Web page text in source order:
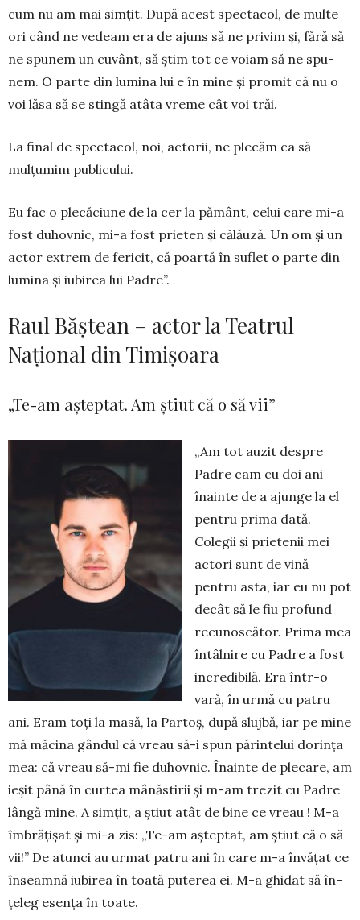
cum nu am mai simțit. După acest spectacol, de mul­­te
ori când ne vedeam era de ajuns să ne privim și, fără să
ne spu­nem un cu­vânt, să știm tot ce voiam să ne spu­
nem. O parte din lumina lui e în mine și promit că nu o
voi lăsa să se stingă atâta vreme cât voi trăi.
La final de spectacol, noi, acto­rii, ne plecăm ca să
mulțumim pu­bli­cului.
Eu fac o plecăciune de la cer la pământ, celui care mi-a
fost duhov­nic, mi-a fost prieten și călăuză. Un om și un
actor extrem de fericit, că poartă în suflet o parte din
lumina și iubirea lui Padre”.
Raul Băștean – actor la Teatrul
Național din Timișoara
„Te-am așteptat. Am știut că o să vii”
„Am tot auzit despre
Padre cam cu doi ani
înainte de a ajunge la el
pen­tru prima dată.
Colegii şi prie­tenii mei
actori sunt de vină
pentru asta, iar eu nu pot
decât să le fiu profund
recunoscător. Prima mea
întâlnire cu Padre a fost
incredibilă. Era într-o
vară, în urmă cu patru
ani. Eram toți la masă, la Partoș, după slujbă, iar pe mine
mă măcina gândul că vreau să-i spun părin­te­lui dorința
mea: că vreau să-mi fie duhovnic. Înain­te de plecare, am
ieşit până în curtea mânăstirii şi m-am trezit cu Padre
lângă mine. A sim­țit, a ştiut atât de bine ce vreau ! M-a
îmbrățişat şi mi-a zis: „Te-am aşteptat, am ştiut că o să
vii!” De atunci au urmat patru ani în care m-a învăţat ce
înseamnă iubirea în toa­tă puterea ei. M-a ghidat să în­
țeleg esența în toate.